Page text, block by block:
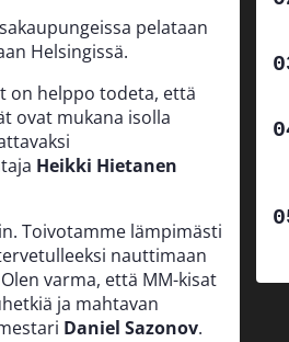
pelataan
Helsingissä.
on helppo todeta, että
ovat mukana isolla
Heikki Hietanen
Toivotamme lämpimästi
nauttimaan
varma, että MM-kisat
ja mahtavan
Daniel Sazonov.